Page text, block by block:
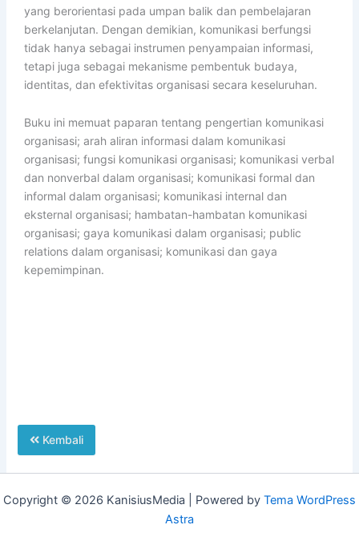
yang berorientasi pada umpan balik dan pembelajaran
berkelanjutan. Dengan demikian, komunikasi berfungsi
tidak hanya sebagai instrumen penyampaian informasi,
tetapi juga sebagai mekanisme pembentuk budaya,
identitas, dan efektivitas organisasi secara keseluruhan.
Buku ini memuat paparan tentang pengertian komunikasi
organisasi; arah aliran informasi dalam komunikasi
organisasi; fungsi komunikasi organisasi; komunikasi verbal
dan nonverbal dalam organisasi; komunikasi formal dan
informal dalam organisasi; komunikasi internal dan
eksternal organisasi; hambatan-hambatan komunikasi
organisasi; gaya komunikasi dalam organisasi; public
relations dalam organisasi; komunikasi dan gaya
kepemimpinan.
Kembali
Copyright © 2026 KanisiusMedia | Powered by Tema WordPress
Astra